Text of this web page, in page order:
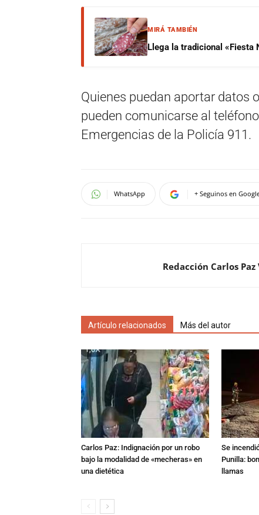
MIRÁ TAMBIÉN
Llega la tradicional «Fiesta
Quienes puedan aportar datos
pueden comunicarse al
Emergencias de la Policía 911.
WhatsApp + Seguinos en
Redacción Carlos Paz
Artículo relacionados Más del autor
Carlos Paz: Indignación por un robo
bajo la modalidad de «mecheras» en
una dietética
Se
Punilla:
llamas